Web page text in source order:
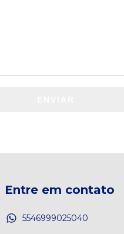
Entre em contato
5546999025040